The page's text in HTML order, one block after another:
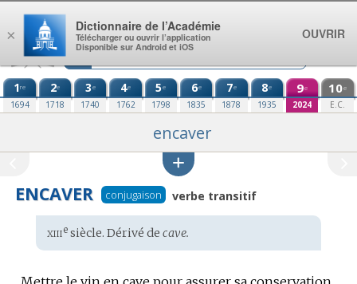
Aller au contenu
1re
1694
2e
1718
3e
1740
4e
1762
5e
1798
6e
1835
7e
1878
8e
1935
9e
2024
10e
E.C.
encaver
ENCAVER conjugaison verbe transitif
Étymologie
:
xiiiesiècle. Dérivé de cave.
×
Dictionnaire de l’Académie
Télécharger ou ouvrir l’application
Disponible sur Android et iOS
OUVRIR